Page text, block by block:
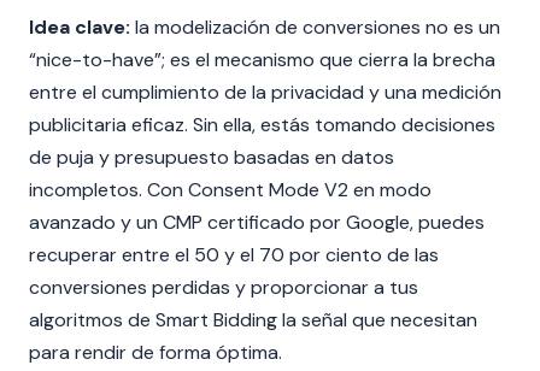
Idea clave: la modelización de conversiones no es un
“nice-to-have”; es el mecanismo que cierra la brecha
entre el cumplimiento de la privacidad y una medición
publicitaria eficaz. Sin ella, estás tomando decisiones
de puja y presupuesto basadas en datos
incompletos. Con Consent Mode V2 en modo
avanzado y un CMP certificado por Google, puedes
recuperar entre el 50 y el 70 por ciento de las
conversiones perdidas y proporcionar a tus
algoritmos de Smart Bidding la señal que necesitan
para rendir de forma óptima.